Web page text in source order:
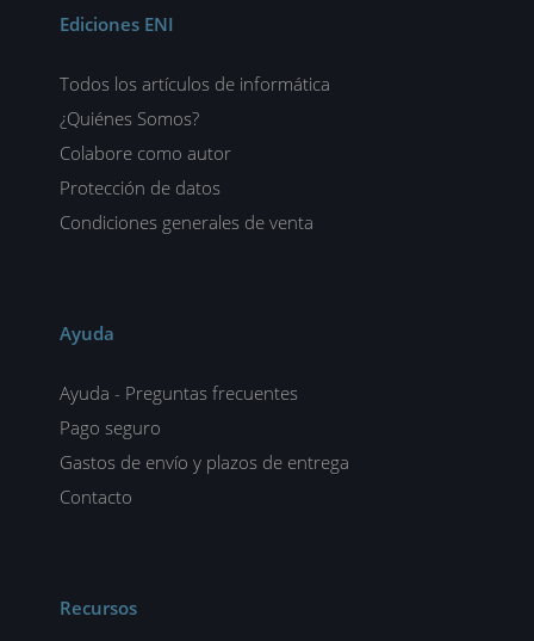
Ediciones ENI
Todos los artículos de informática
¿Quiénes Somos?
Colabore como autor
Protección de datos
Condiciones generales de venta
Ayuda
Ayuda - Preguntas frecuentes
Pago seguro
Gastos de envío y plazos de entrega
Contacto
Recursos